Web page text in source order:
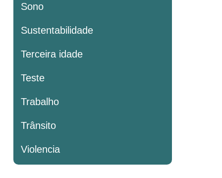
Sono
Sustentabilidade
Terceira idade
Teste
Trabalho
Trânsito
Violencia